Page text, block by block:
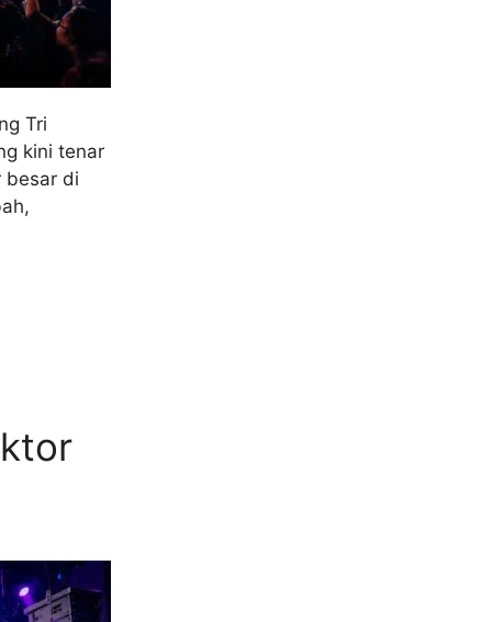
Tri
kini tenar
besar di